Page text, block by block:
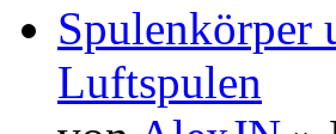
Luftspulen